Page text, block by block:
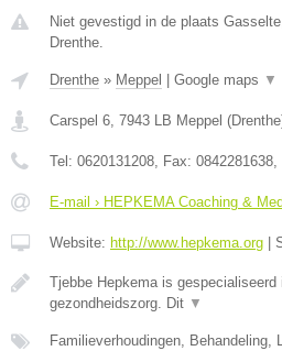
Niet gevestigd in de plaats
Drenthe.
Drenthe » Meppel Google maps ▼
Carspel 6, 7943 LB Meppel (Drenthe
Tel: 0620131208, Fax: 0842281638,
E-mail › HEPKEMA Coaching &
Website: http://www.hepkema.org
Tjebbe Hepkema is
gezondheidszorg. Dit ▼
Familieverhoudingen, Behandeling,